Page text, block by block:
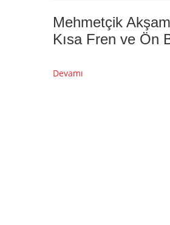
Mehmetçik
Kısa Fren ve Ön
Devamı